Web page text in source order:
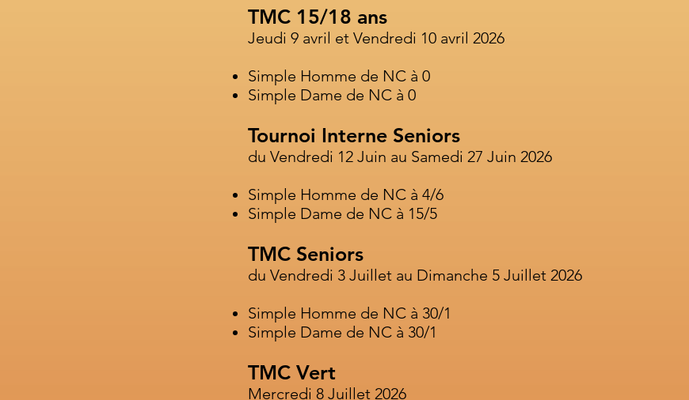
TMC 15/18 ans
Jeudi 9 avril et Vendredi 10 avril 2026
Simple Homme de NC à 0
Simple Dame de NC à 0
Tournoi Interne Seniors
du Vendredi 12 Juin au Samedi 27 Juin 2026
Simple Homme de NC à 4/6
Simple Dame de NC à 15/5
TMC Seniors
du Vendredi 3 Juillet au Dimanche 5 Juillet 2026
Simple Homme de NC à 30/1
Simple Dame de NC à 30/1
TMC Vert
Mercredi 8 Juillet 2026